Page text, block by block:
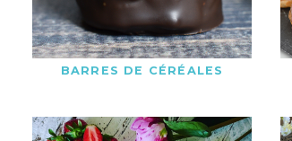
BARRES DE CÉRÉALES